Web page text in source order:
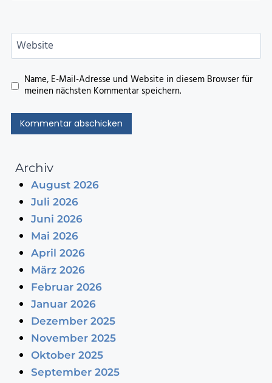
Website
Name, E-Mail-Adresse und Website in diesem Browser für
meinen nächsten Kommentar speichern.
Archiv
August 2026
Juli 2026
Juni 2026
Mai 2026
April 2026
März 2026
Februar 2026
Januar 2026
Dezember 2025
November 2025
Oktober 2025
September 2025